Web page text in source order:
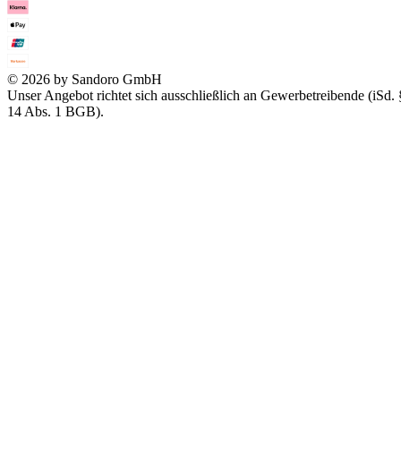
© 2026 by Sandoro GmbH
Unser Angebot richtet sich ausschließlich an Gewerbetreibende (iSd.
14 Abs. 1 BGB).